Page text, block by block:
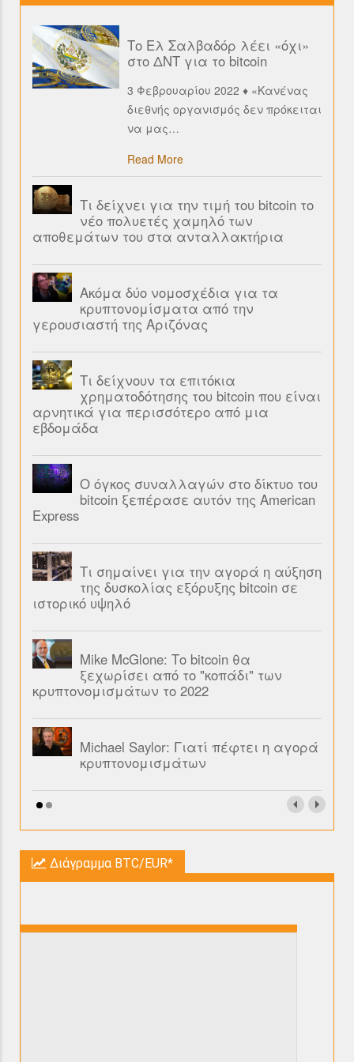
Το Ελ Σαλβαδόρ λέει «όχι»
στο ΔΝΤ για το bitcoin
3 Φεβρουαρίου 2022 ♦ «Κανένας
διεθνής οργανισμός δεν πρόκειται
να μας…
Read More
Τι δείχνει για την τιμή του bitcoin το
νέο πολυετές χαμηλό των
αποθεμάτων του στα ανταλλακτήρια
Ακόμα δύο νομοσχέδια για τα
κρυπτονομίσματα από την
γερουσιαστή της Αριζόνας
Τι δείχνουν τα επιτόκια
χρηματοδότησης του bitcoin που είναι
αρνητικά για περισσότερο από μια
εβδομάδα
Ο όγκος συναλλαγών στο δίκτυο του
bitcoin ξεπέρασε αυτόν της American
Express
Τι σημαίνει για την αγορά η αύξηση
της δυσκολίας εξόρυξης bitcoin σε
ιστορικό υψηλό
Mike McGlone: Το bitcoin θα
ξεχωρίσει από το "κοπάδι" των
κρυπτονομισμάτων το 2022
Michael Saylor: Γιατί πέφτει η αγορά
κρυπτονομισμάτων
Διάγραμμα BTC/EUR*